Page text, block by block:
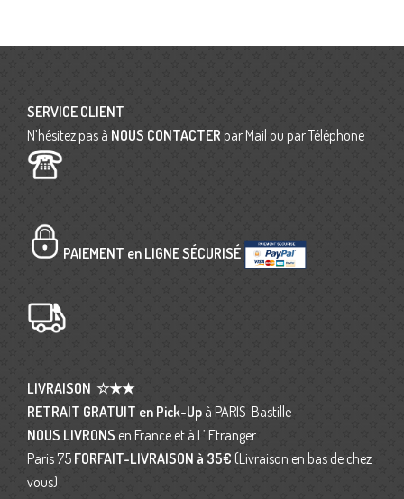
SERVICE CLIENT
N’hésitez pas à NOUS CONTACTER par Mail ou par Téléphone
PAIEMENT en LIGNE SÉCURISÉ
LIVRAISON ☆★★
RETRAIT GRATUIT en Pick-Up à PARIS-Bastille
NOUS LIVRONS en France et à L’ Etranger
Paris 75 FORFAIT-LIVRAISON à 35€ (Livraison en bas de chez
vous)